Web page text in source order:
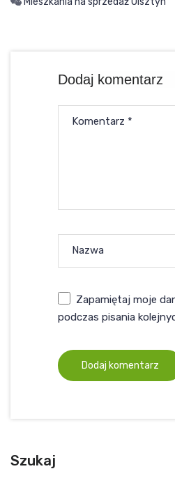
Dodaj komentarz
Komentarz *
Nazwa
Zapamiętaj moje
podczas pisania
Szukaj